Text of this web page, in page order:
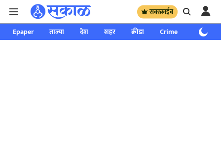
सबस्क्राईब
Epaper ताज्या देश शहर क्रीडा Crime साप्ताहिक